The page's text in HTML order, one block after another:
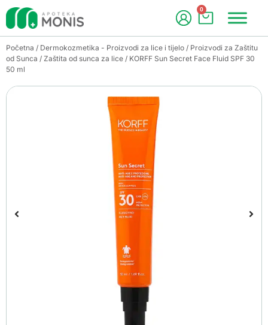
0
Početna / Dermokozmetika - Proizvodi za lice i tijelo / Proizvodi za Zaštitu
od Sunca / Zaštita od sunca za lice / KORFF Sun Secret Face Fluid SPF 30
50 ml